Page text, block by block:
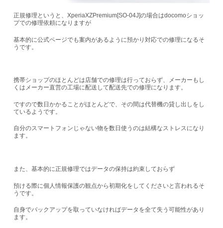
正規修理というと、XperiaXZPremium[SO-04J]の場合はdocomoショッ
プでの修理依頼になりますが
基本的に公式ページでも案内があるように預かり対応での修理になるそ
うです。
携帯ショップのほとんどは店舗での修理は行っておらず、メーカーもし
くはメーカー直営の工場に配送して配送先での修理になります。
ですので数日かかることがほとんどで、その間は代替機の貸し出しをし
ているようです。
自分のスマートフォンじゃない物を数日使うのは結構なストレスになり
ます。
また、基本的に正規修理ではデータの保持は約束しておらず
預ける際に個人情報保護の観点から初期化をしてくださいと言われるそ
うです。
自身でバックアップを取っていなければデータを全て失う可能性があり
ます。